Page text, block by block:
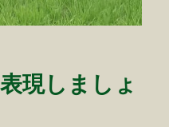
現しましょ